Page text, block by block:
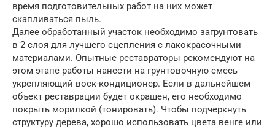
время подготовительных работ на них может
скапливаться пыль.
Далее обработанный участок необходимо загрунтовать
в 2 слоя для лучшего сцепления с лакокрасочными
материалами. Опытные реставраторы рекомендуют на
этом этапе работы нанести на грунтовочную смесь
укрепляющий воск-кондиционер. Если в дальнейшем
объект реставрации будет окрашен, его необходимо
покрыть морилкой (тонировать). Чтобы подчеркнуть
структуру дерева, хорошо использовать цвета венге или